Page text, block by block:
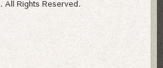
. All Rights Reserved.